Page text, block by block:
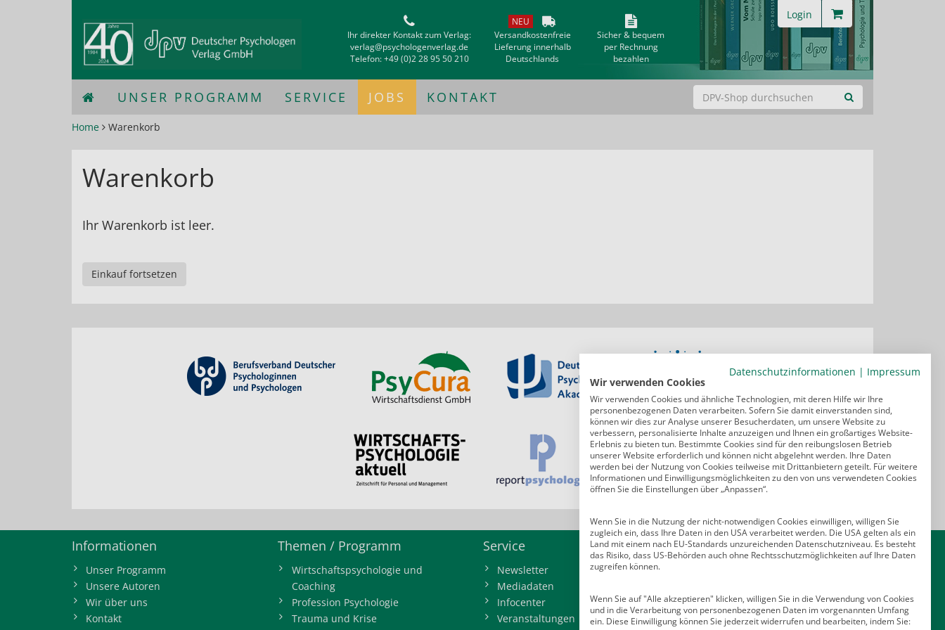
Ihr direkter Kontakt zum Verlag:
verlag@psychologenverlag.de
Telefon:+49 (0)2 28 95 50 210
NEU
Versandkostenfreie
Lieferung innerhalb
Deutschlands
Sicher & bequem
per Rechnung
bezahlen
Login
UNSER PROGRAMM SERVICE JOBS KONTAKT
Home Warenkorb
Warenkorb
Ihr Warenkorb ist leer.
Einkauf fortsetzen
Informationen
Unser Programm
Unsere Autoren
Wir über uns
Kontakt
Themen / Programm
Wirtschaftspsychologie und
Coaching
Profession Psychologie
Trauma und Krise
Service
Newsletter
Mediadaten
Infocenter
Veranstaltungen
Kontakt
10179 Berlin
E-Mail: verlag@psychologenverlag.de
Datenschutzinformationen | Impressum
Wir verwenden Cookies
Wir verwenden Cookies und ähnliche Technologien, mit deren Hilfe wir Ihre
personenbezogenen Daten verarbeiten. Sofern Sie damit einverstanden sind,
können wir dies zur Analyse unserer Besucherdaten, um unsere Website zu
verbessern, personalisierte Inhalte anzuzeigen und Ihnen ein großartiges Website-
Erlebnis zu bieten tun. Bestimmte Cookies sind für den reibungslosen Betrieb
unserer Website erforderlich und können nicht abgelehnt werden. Ihre Daten
werden bei der Nutzung von Cookies teilweise mit Drittanbietern geteilt. Für weitere
Informationen und Einwilligungsmöglichkeiten zu den von uns verwendeten Cookies
öffnen Sie die Einstellungen über „Anpassen“.
Wenn Sie in die Nutzung der nicht-notwendigen Cookies einwilligen, willigen Sie
zugleich ein, dass Ihre Daten in den USA verarbeitet werden. Die USA gelten als ein
Land mit einem nach EU-Standards unzureichenden Datenschutzniveau. Es besteht
das Risiko, dass US-Behörden auch ohne Rechtsschutzmöglichkeiten auf Ihre Daten
zugreifen können.
Wenn Sie auf "Alle akzeptieren" klicken, willigen Sie in die Verwendung von Cookies
und in die Verarbeitung von personenbezogenen Daten im vorgenannten Umfang
ein. Diese Einwilligung können Sie jederzeit widerrufen und bearbeiten, indem Sie: